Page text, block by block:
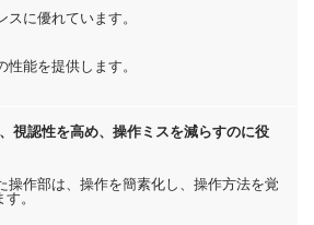
に優れています。
能を提供します。
視認性を高め、操作ミスを減らすのに役
操作部は、操作を簡素化し、操作方法を覚
す。